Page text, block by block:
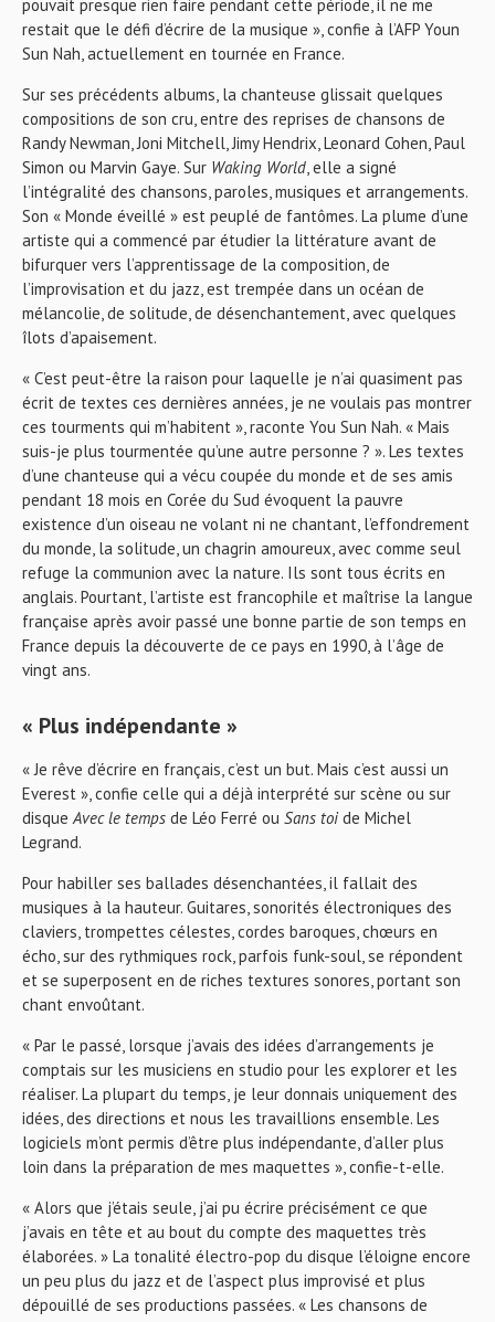
pouvait presque rien faire pendant cette période, il ne me
restait que le défi d’écrire de la musique », confie à l’AFP Youn
Sun Nah, actuellement en tournée en France.
Sur ses précédents albums, la chanteuse glissait quelques
compositions de son cru, entre des reprises de chansons de
Randy Newman, Joni Mitchell, Jimy Hendrix, Leonard Cohen, Paul
Simon ou Marvin Gaye. Sur Waking World, elle a signé
l’intégralité des chansons, paroles, musiques et arrangements.
Son « Monde éveillé » est peuplé de fantômes. La plume d’une
artiste qui a commencé par étudier la littérature avant de
bifurquer vers l’apprentissage de la composition, de
l’improvisation et du jazz, est trempée dans un océan de
mélancolie, de solitude, de désenchantement, avec quelques
îlots d’apaisement.
« C’est peut-être la raison pour laquelle je n’ai quasiment pas
écrit de textes ces dernières années, je ne voulais pas montrer
ces tourments qui m’habitent », raconte You Sun Nah. « Mais
suis-je plus tourmentée qu’une autre personne ? ». Les textes
d’une chanteuse qui a vécu coupée du monde et de ses amis
pendant 18 mois en Corée du Sud évoquent la pauvre
existence d’un oiseau ne volant ni ne chantant, l’effondrement
du monde, la solitude, un chagrin amoureux, avec comme seul
refuge la communion avec la nature. Ils sont tous écrits en
anglais. Pourtant, l’artiste est francophile et maîtrise la langue
française après avoir passé une bonne partie de son temps en
France depuis la découverte de ce pays en 1990, à l’âge de
vingt ans.
« Plus indépendante »
« Je rêve d’écrire en français, c’est un but. Mais c’est aussi un
Everest », confie celle qui a déjà interprété sur scène ou sur
disqueAvec le temps de Léo Ferré ou Sans toide Michel
Legrand.
Pour habiller ses ballades désenchantées, il fallait des
musiques à la hauteur. Guitares, sonorités électroniques des
claviers, trompettes célestes, cordes baroques, chœurs en
écho, sur des rythmiques rock, parfois funk-soul, se répondent
et se superposent en de riches textures sonores, portant son
chant envoûtant.
« Par le passé, lorsque j’avais des idées d’arrangements je
comptais sur les musiciens en studio pour les explorer et les
réaliser. La plupart du temps, je leur donnais uniquement des
idées, des directions et nous les travaillions ensemble. Les
logiciels m’ont permis d’être plus indépendante, d’aller plus
loin dans la préparation de mes maquettes », confie-t-elle.
« Alors que j’étais seule, j’ai pu écrire précisément ce que
j’avais en tête et au bout du compte des maquettes très
élaborées. » La tonalité électro-pop du disque l’éloigne encore
un peu plus du jazz et de l’aspect plus improvisé et plus
dépouillé de ses productions passées. « Les chansons de